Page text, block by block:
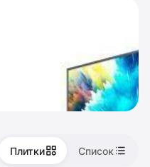
Плитки Список